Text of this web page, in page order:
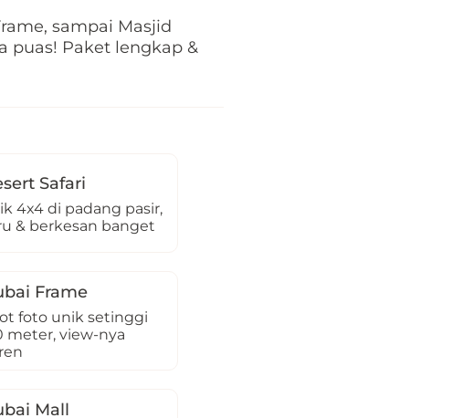
sampai Masjid
puas! Paket lengkap &
Safari
4x4 di padang pasir,
& berkesan banget
Frame
foto unik setinggi
meter, view-nya
Mall